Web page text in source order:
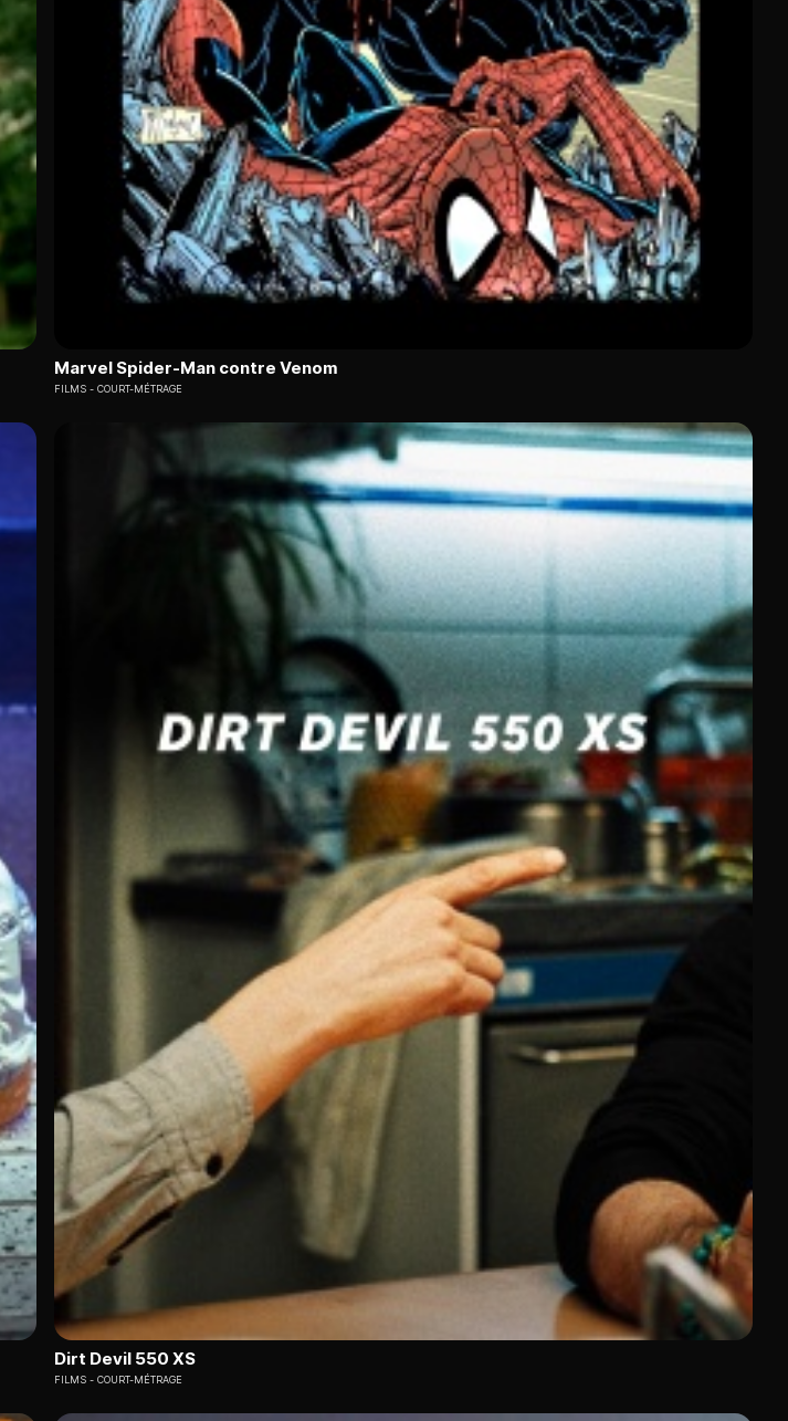
Marvel Spider-Man contre Venom
FILMS COURT-MÉTRAGE
Dirt Devil 550 XS
FILMS COURT-MÉTRAGE